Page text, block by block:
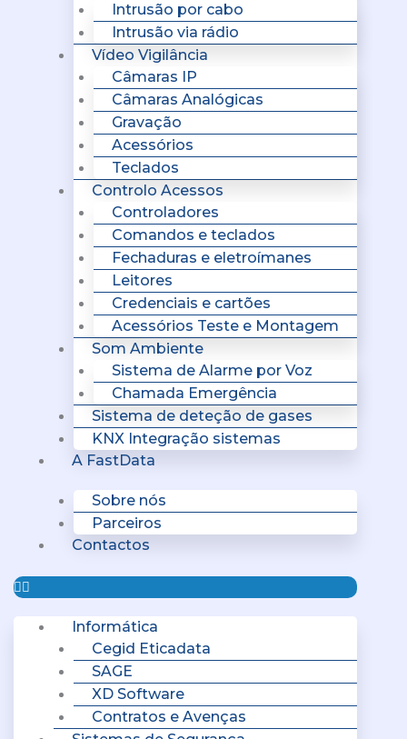
Intrusão por cabo
Intrusão via rádio
Vídeo Vigilância
Câmaras IP
Câmaras Analógicas
Gravação
Acessórios
Teclados
Controlo Acessos
Controladores
Comandos e teclados
Fechaduras e eletroímanes
Leitores
Credenciais e cartões
Acessórios Teste e Montagem
Som Ambiente
Sistema de Alarme por Voz
Chamada Emergência
Sistema de deteção de gases
KNX Integração sistemas
A FastData
Sobre nós
Parceiros
Contactos
Informática
Cegid Eticadata
SAGE
XD Software
Contratos e Avenças